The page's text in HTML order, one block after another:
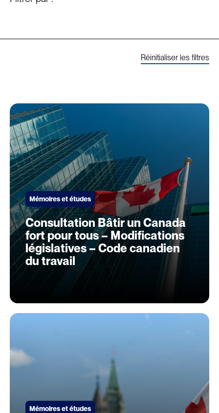
Réinitialiser les filtres
Mémoires et études
Consultation Bâtir un Canada
fort pour tous – Modifications
législatives – Code canadien
du travail
Mémoires et études